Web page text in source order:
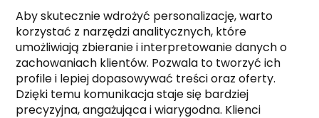
Aby skutecznie wdrożyć personalizację, warto
korzystać z narzędzi analitycznych, które
umożliwiają zbieranie i interpretowanie danych o
zachowaniach klientów. Pozwala to tworzyć ich
profile i lepiej dopasowywać treści oraz oferty.
Dzięki temu komunikacja staje się bardziej
precyzyjna, angażująca i wiarygodna. Klienci